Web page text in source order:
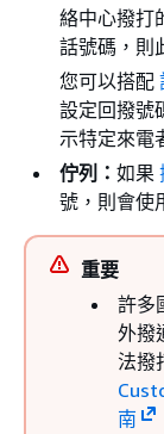
絡中心撥打
話號碼，則
您可以搭配
設定回撥號
示特定來電
佇列： 如果
號，則會使
重要
許多
外撥
法撥
南